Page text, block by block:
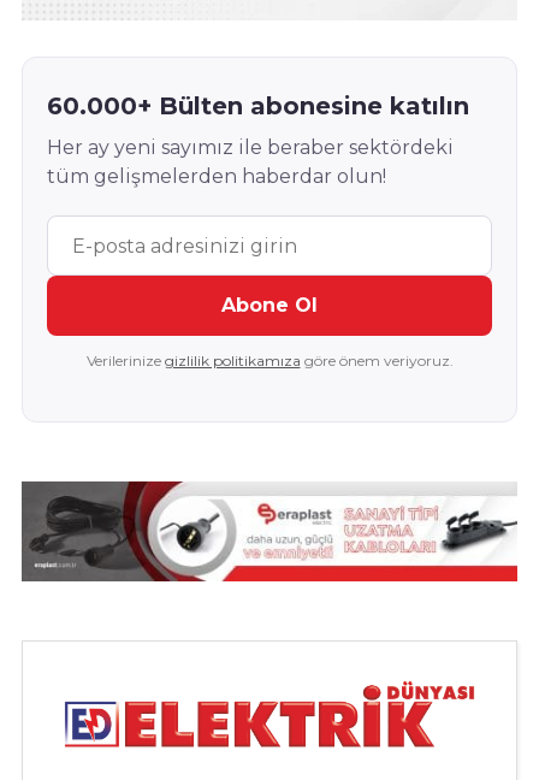
60.000+ Bülten abonesine katılın
Her ay yeni sayımız ile beraber sektördeki
tüm gelişmelerden haberdar olun!
Abone Ol
Verilerinize gizlilik politikamıza göre önem veriyoruz.